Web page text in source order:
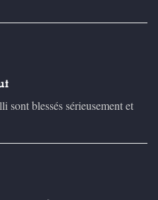
sont blessés sérieusement et